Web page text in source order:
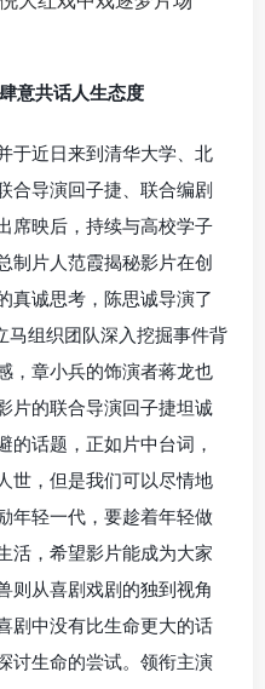
意共话人生态度
于近日来到清华大学、北
合导演回子捷、联合编剧
席映后，持续与高校学子
制片人范霞揭秘影片在创
真诚思考，陈思诚导演了
马组织团队深入挖掘事件背
，章小兵的饰演者蒋龙也
片的联合导演回子捷坦诚
的话题，正如片中台词，
世，但是我们可以尽情地
年轻一代，要趁着年轻做
活，希望影片能成为大家
则从喜剧戏剧的独到视角
剧中没有比生命更大的话
讨生命的尝试。领衔主演